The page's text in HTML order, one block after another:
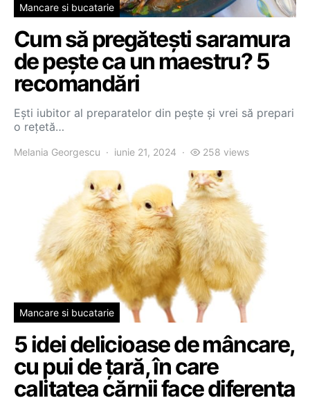
Mancare si bucatarie
Cum să pregătești saramura
de pește ca un maestru? 5
recomandări
Ești iubitor al preparatelor din pește și vrei să prepari
o rețetă…
Melania Georgescu iunie 21, 2024 258 views
Mancare si bucatarie
5 idei delicioase de mâncare,
cu pui de țară, în care
calitatea cărnii face diferența